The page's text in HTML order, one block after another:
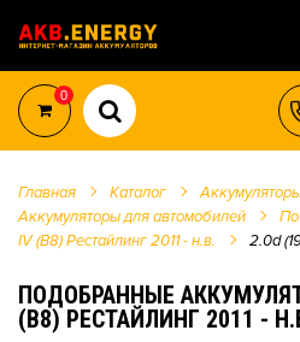
0
Главная Каталог
Аккумуляторы для автомобилей
IV (B8) Рестайлинг 2011 - н.в.
2.0d
ПОДОБРАННЫЕ
(B8) РЕСТАЙЛИНГ 2011 -